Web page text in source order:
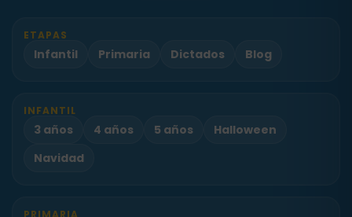
ETAPAS
Infantil Primaria Dictados Blog
INFANTIL
3 años 4 años 5 años
Halloween
Navidad